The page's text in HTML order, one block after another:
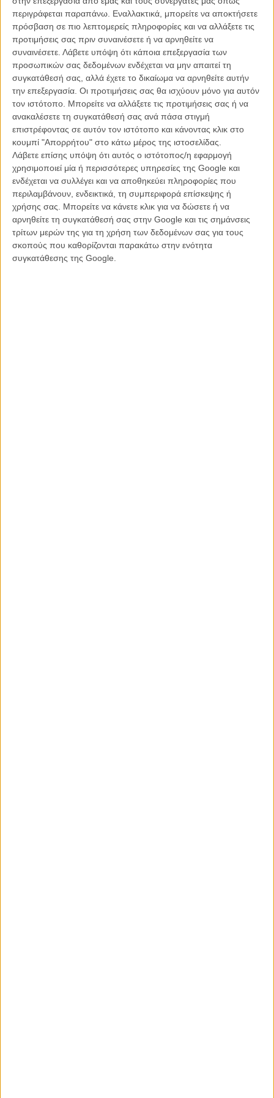
περιγράφεται παραπάνω. Εναλλακτικά, μπορείτε να αποκτήσετε
πρόσβαση σε πιο λεπτομερείς πληροφορίες και να αλλάξετε τις
προτιμήσεις σας πριν συναινέσετε ή να αρνηθείτε να
συναινέσετε. Λάβετε υπόψη ότι κάποια επεξεργασία των
προσωπικών σας δεδομένων ενδέχεται να μην απαιτεί τη
συγκατάθεσή σας, αλλά έχετε το δικαίωμα να αρνηθείτε αυτήν
την επεξεργασία. Οι προτιμήσεις σας θα ισχύουν μόνο για αυτόν
τον ιστότοπο. Μπορείτε να αλλάξετε τις προτιμήσεις σας ή να
ανακαλέσετε τη συγκατάθεσή σας ανά πάσα στιγμή
επιστρέφοντας σε αυτόν τον ιστότοπο και κάνοντας κλικ στο
κουμπί "Απορρήτου" στο κάτω μέρος της ιστοσελίδας.
Λάβετε επίσης υπόψη ότι αυτός ο ιστότοπος/η εφαρμογή
χρησιμοποιεί μία ή περισσότερες υπηρεσίες της Google και
ενδέχεται να συλλέγει και να αποθηκεύει πληροφορίες που
περιλαμβάνουν, ενδεικτικά, τη συμπεριφορά επίσκεψης ή
χρήσης σας. Μπορείτε να κάνετε κλικ για να δώσετε ή να
αρνηθείτε τη συγκατάθεσή σας στην Google και τις σημάνσεις
τρίτων μερών της για τη χρήση των δεδομένων σας για τους
σκοπούς που καθορίζονται παρακάτω στην ενότητα
συγκατάθεσης της Google.
του Δία συρρικνώνονται και επικρατεί χάος στη Γη.
Αφεθείτε στη θεαματική αφέλεια της ιστορίας και στη νοσταλγία των
μεταλλαγμένων peplum dramas, άνοιξη έρχεται!
wrath of the titans, Σαμ Γουόρδινγκτον,
Sam Worthington,
ΛΙΑΜ ΝΙΣΟΝ,
ρέιφ φάινς